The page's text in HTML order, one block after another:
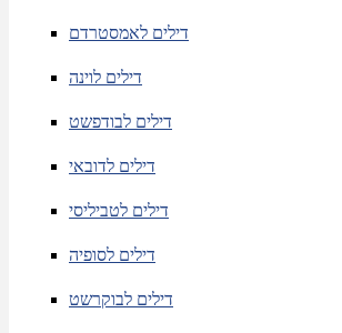
דילים לאמסטרדם
דילים לוינה
דילים לבודפשט
דילים לדובאי
דילים לטביליסי
דילים לסופיה
דילים לבוקרשט